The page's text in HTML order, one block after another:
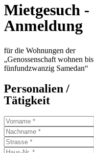
Mietgesuch -
Anmeldung
für die Wohnungen der
„Genossenschaft wohnen bis
fünfundzwanzig Samedan“
Personalien /
Tätigkeit